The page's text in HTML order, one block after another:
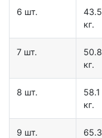
6 шт.
43.5
кг.
7 шт.
50.8
кг.
8 шт.
58.1
кг.
9 шт.
65.3